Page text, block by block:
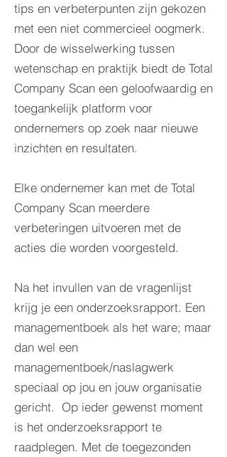
tips en verbeterpunten zijn gekozen
met een niet commercieel oogmerk.
Door de wisselwerking tussen
wetenschap en praktijk biedt de Total
Company Scan een geloofwaardig en
toegankelijk platform voor
ondernemers op zoek naar nieuwe
inzichten en resultaten.
Elke ondernemer kan met de Total
Company Scan meerdere
verbeteringen uitvoeren met de
acties die worden voorgesteld.
Na het invullen van de vragenlijst
krijg je een onderzoeksrapport. Een
managementboek als het ware; maar
dan wel een
managementboek/naslagwerk
speciaal op jou en jouw organisatie
gericht. Op ieder gewenst moment
is het onderzoeksrapport te
raadplegen. Met de toegezonden